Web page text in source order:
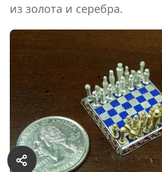
из золота и серебра.